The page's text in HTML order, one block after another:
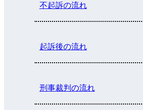
不起訴の流れ
起訴後の流れ
刑事裁判の流れ